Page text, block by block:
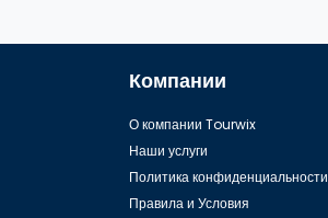
Компании
О компании Tourwix
Наши услуги
Политика конфиденциальности
Правила и Условия